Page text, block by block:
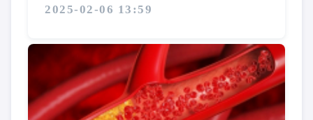
2025-02-06 13:59